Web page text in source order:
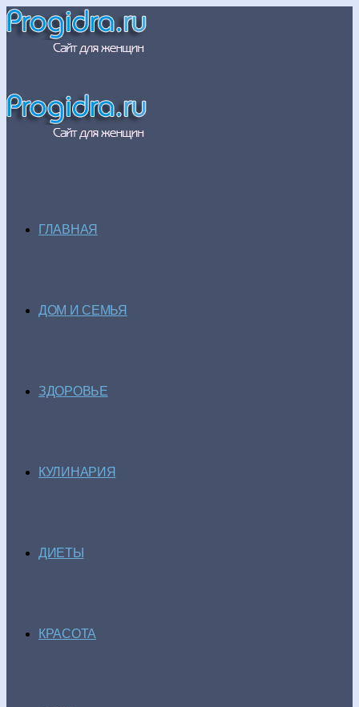
ГЛАВНАЯ
ДОМ И СЕМЬЯ
ЗДОРОВЬЕ
КУЛИНАРИЯ
ДИЕТЫ
КРАСОТА